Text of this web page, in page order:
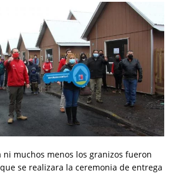
muchos menos los granizos fueron
se realizara la ceremonia de entrega